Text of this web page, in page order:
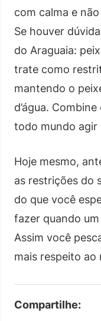
com calma e
Se houver
do Araguaia:
trate como
mantendo o
d’água.
todo mundo agir
Hoje mesmo,
as restrições do
do que você
fazer quando
Assim você
mais respeito ao
Compartilhe: